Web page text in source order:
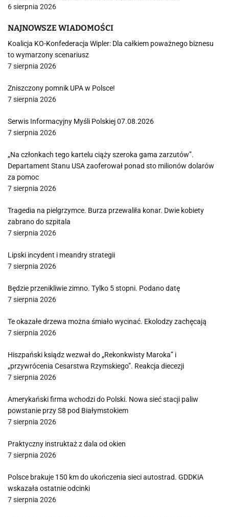
6 sierpnia 2026
NAJNOWSZE WIADOMOŚCI
Koalicja KO-Konfederacja Wipler: Dla całkiem poważnego biznesu
to wymarzony scenariusz
7 sierpnia 2026
Zniszczony pomnik UPA w Polsce!
7 sierpnia 2026
Serwis Informacyjny Myśli Polskiej 07.08.2026
7 sierpnia 2026
„Na członkach tego kartelu ciąży szeroka gama zarzutów”.
Departament Stanu USA zaoferował ponad sto milionów dolarów
za pomoc
7 sierpnia 2026
Tragedia na pielgrzymce. Burza przewaliła konar. Dwie kobiety
zabrano do szpitala
7 sierpnia 2026
Lipski incydent i meandry strategii
7 sierpnia 2026
Będzie przenikliwie zimno. Tylko 5 stopni. Podano datę
7 sierpnia 2026
Te okazałe drzewa można śmiało wycinać. Ekolodzy zachęcają
7 sierpnia 2026
Hiszpański ksiądz wezwał do „Rekonkwisty Maroka” i
„przywrócenia Cesarstwa Rzymskiego”. Reakcja diecezji
7 sierpnia 2026
Amerykański firma wchodzi do Polski. Nowa sieć stacji paliw
powstanie przy S8 pod Białymstokiem
7 sierpnia 2026
Praktyczny instruktaż z dala od okien
7 sierpnia 2026
Polsce brakuje 150 km do ukończenia sieci autostrad. GDDKiA
wskazała ostatnie odcinki
7 sierpnia 2026